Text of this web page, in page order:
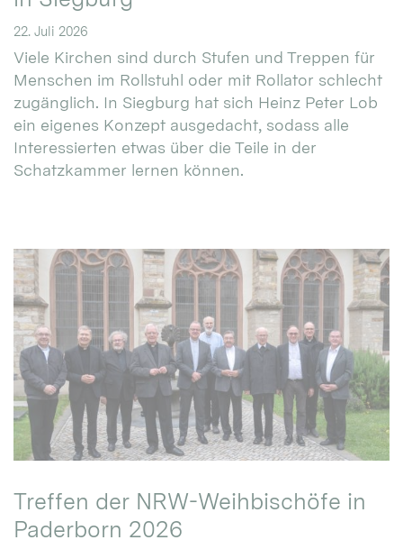
22. Juli 2026
Viele Kirchen sind durch Stufen und Treppen für
Menschen im Rollstuhl oder mit Rollator schlecht
zugänglich. In Siegburg hat sich Heinz Peter Lob
ein eigenes Konzept ausgedacht, sodass alle
Interessierten etwas über die Teile in der
Schatzkammer lernen können.
Treffen der NRW-Weihbischöfe in
Paderborn 2026